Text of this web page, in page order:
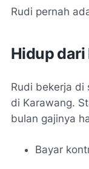
Rudi pernah
Hidup dari
Rudi bekerja di
di Karawang.
bulan gajinya
Bayar